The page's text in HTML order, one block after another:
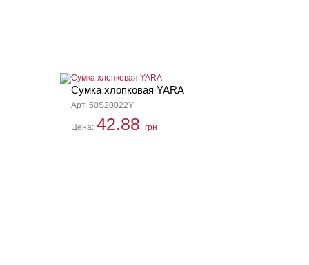
Сумка хлопковая YARA
Арт. 50S20022Y
Цена: 42.88 грн